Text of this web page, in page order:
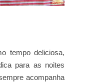
tempo deliciosa,
para as noites
acompanha